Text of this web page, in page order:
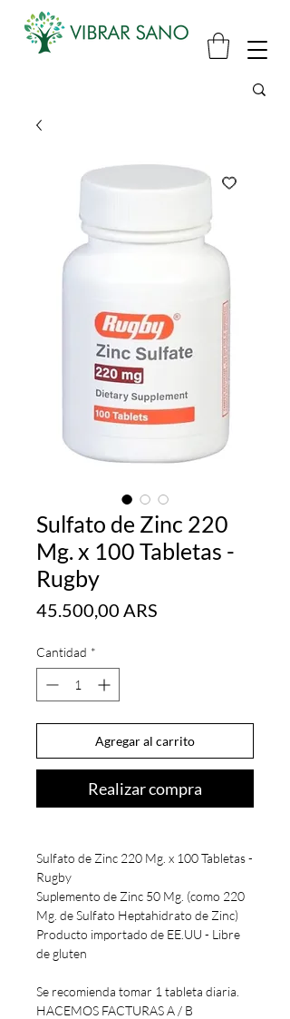
Sulfato de Zinc 220
Mg. x 100 Tabletas -
Rugby
45.500,00 ARS
Cantidad *
Agregar al carrito
Realizar compra
Sulfato de Zinc 220 Mg. x 100 Tabletas -
Rugby
Suplemento de Zinc 50 Mg. (como 220
Mg. de Sulfato Heptahidrato de Zinc)
Producto importado de EE.UU - Libre
de gluten
Se recomienda tomar 1 tableta diaria.
HACEMOS FACTURAS A / B